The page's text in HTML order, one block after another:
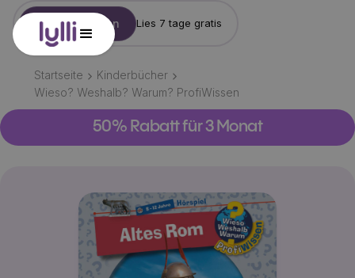
Konto erstellen Lies 7 tage gratis
Startseite
Kinderbücher
Wieso? Weshalb? Warum? ProfiWissen
50% Rabatt für 3 Monat